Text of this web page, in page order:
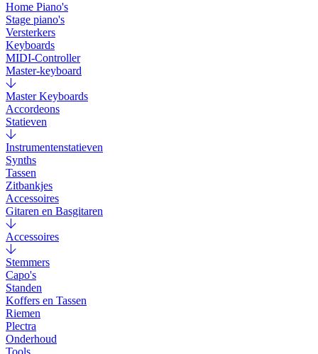
Home Piano's
Stage piano's
Versterkers
Keyboards
MIDI-Controller
Master-keyboard
Master Keyboards
Accordeons
Statieven
Instrumentenstatieven
Synths
Tassen
Zitbankjes
Accessoires
Gitaren en Basgitaren
Accessoires
Stemmers
Capo's
Standen
Koffers en Tassen
Riemen
Plectra
Onderhoud